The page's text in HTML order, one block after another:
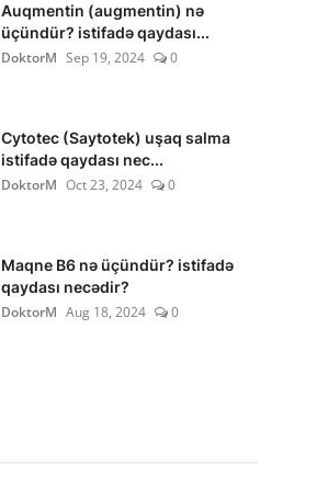
Auqmentin (augmentin) nə
üçündür? istifadə qaydası...
DoktorM Sep 19, 2024 0
Cytotec (Saytotek) uşaq salma
istifadə qaydası nec...
DoktorM Oct 23, 2024 0
Maqne B6 nə üçündür? istifadə
qaydası necədir?
DoktorM Aug 18, 2024 0